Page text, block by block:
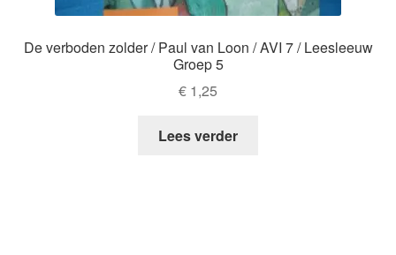
De verboden zolder / Paul van Loon / AVI 7 / Leesleeuw
Groep 5
€ 1,25
Lees verder